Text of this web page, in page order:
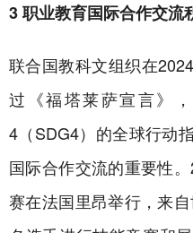
3 职业教育国际合作交流
联合国教科文组织在
过《福塔莱萨宣言》
4（SDG4）的全球行动
国际合作交流的重要性
赛在法国里昂举行，来